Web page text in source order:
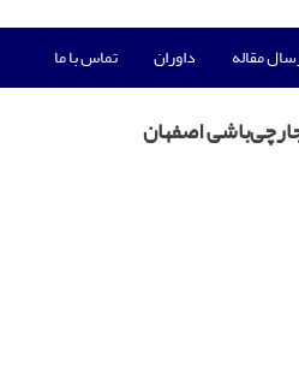
مقاله داوران تماس با ما
اصفهان